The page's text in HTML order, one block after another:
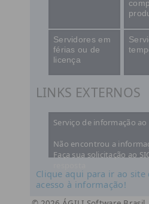
Servidores em
férias ou de
licença
LINKS EXTERNOS
Serviço de informação ao
Não encontrou a
Faça sua solicitação ao
Clique aqui para ir ao site
acesso à informação!